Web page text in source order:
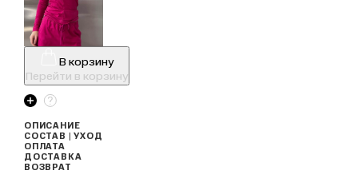
В корзину
Перейти в корзину
ОПИСАНИЕ
СОСТАВ | УХОД
ОПЛАТА
ДОСТАВКА
ВОЗВРАТ